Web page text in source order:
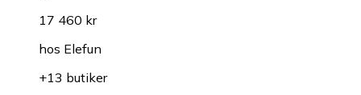
17 460 kr
hos Elefun
+13 butiker